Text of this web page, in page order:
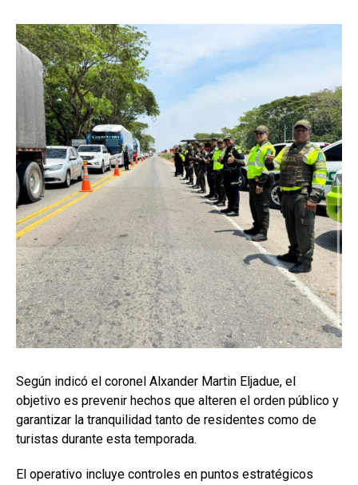
Según indicó el coronel Alxander Martin Eljadue, el
objetivo es prevenir hechos que alteren el orden público y
garantizar la tranquilidad tanto de residentes como de
turistas durante esta temporada.
El operativo incluye controles en puntos estratégicos